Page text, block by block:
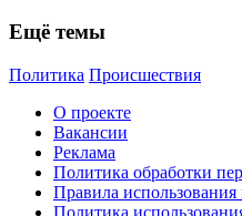
Ещё темы
Политика Происшествия
О проекте
Вакансии
Реклама
Политика обработки
Правила использования
Политика